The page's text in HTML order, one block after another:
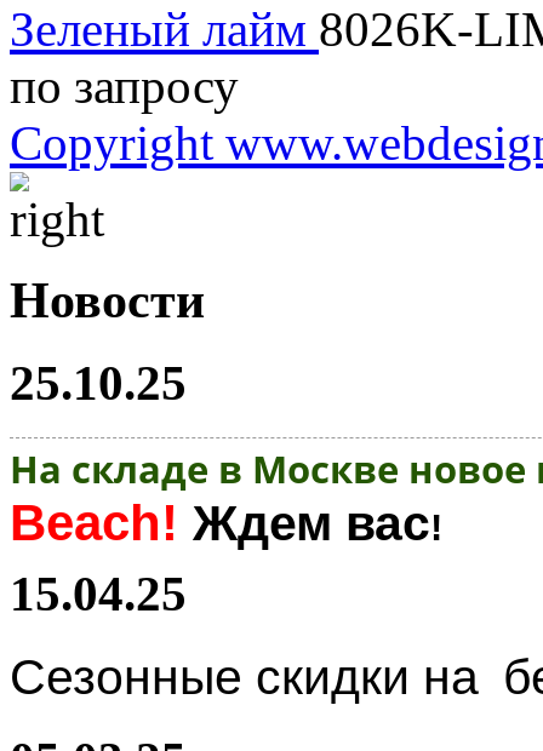
Зеленый лайм 8026K-
по запросу
Copyright
Новости
25.10.25
На складе в Москве
Beach! Ждем вас!
15.04.25
Сезонные скидки на